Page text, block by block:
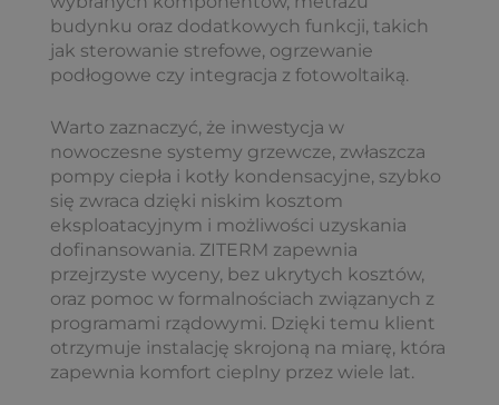
budynku oraz dodatkowych funkcji, takich
jak sterowanie strefowe, ogrzewanie
podłogowe czy integracja z fotowoltaiką.
Warto zaznaczyć, że inwestycja w
nowoczesne systemy grzewcze, zwłaszcza
pompy ciepła i kotły kondensacyjne, szybko
się zwraca dzięki niskim kosztom
eksploatacyjnym i możliwości uzyskania
dofinansowania. ZITERM zapewnia
przejrzyste wyceny, bez ukrytych kosztów,
oraz pomoc w formalnościach związanych z
programami rządowymi. Dzięki temu klient
otrzymuje instalację skrojoną na miarę, która
zapewnia komfort cieplny przez wiele lat.